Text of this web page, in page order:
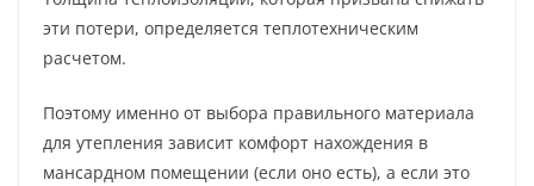
эти потери, определяется теплотехническим
расчетом.
Поэтому именно от выбора правильного материала
для утепления зависит комфорт нахождения в
мансардном помещении (если оно есть), а если это